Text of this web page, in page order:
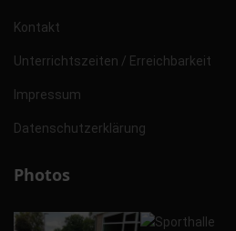
Kontakt
Unterrichtszeiten / Erreichbarkeit
Impressum
Datenschutzerklärung
Photos